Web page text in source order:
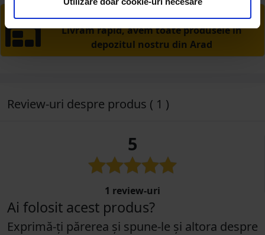
PRODUSE DIN STOC
Livrăm rapid, avem toate produsele în
depozitul nostru din Arad
Review-uri despre produs ( 1 )
5
1 review-uri
Ai folosit acest produs?
Exprimă-ți părerea și spune-le și altora despre